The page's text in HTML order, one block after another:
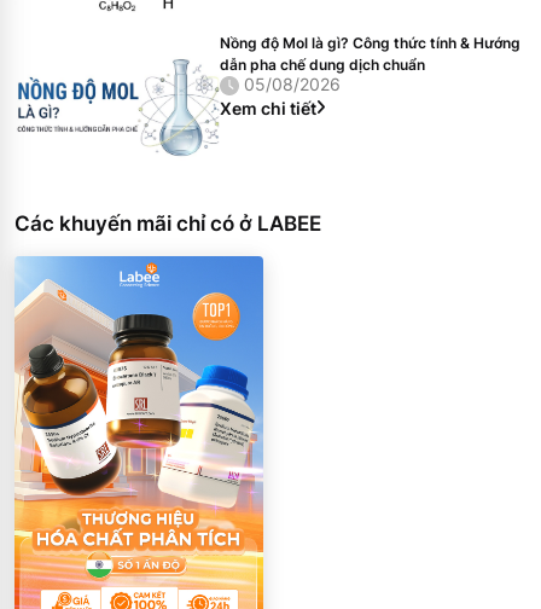
Nồng độ Mol là gì? Công thức tính & Hướng
dẫn pha chế dung dịch chuẩn
05/08/2026
Xem chi tiết
Các khuyến mãi chỉ có ở LABEE